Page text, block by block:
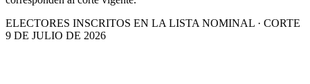
ELECTORES INSCRITOS EN LA LISTA NOMINAL · CORTE
9 DE JULIO DE 2026